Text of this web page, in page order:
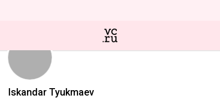
Iskandar Tyukmaev